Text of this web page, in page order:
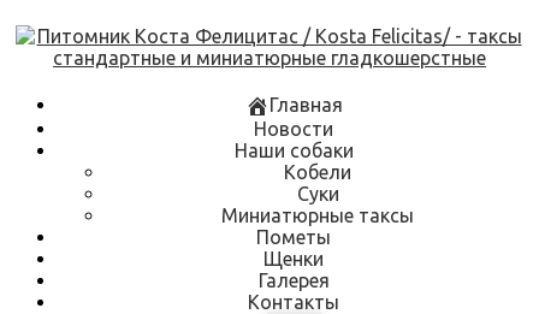
Skip
to
content
Главная
Новости
Наши собаки
Кобели
Суки
Миниатюрные таксы
Пометы
Щенки
Галерея
Контакты